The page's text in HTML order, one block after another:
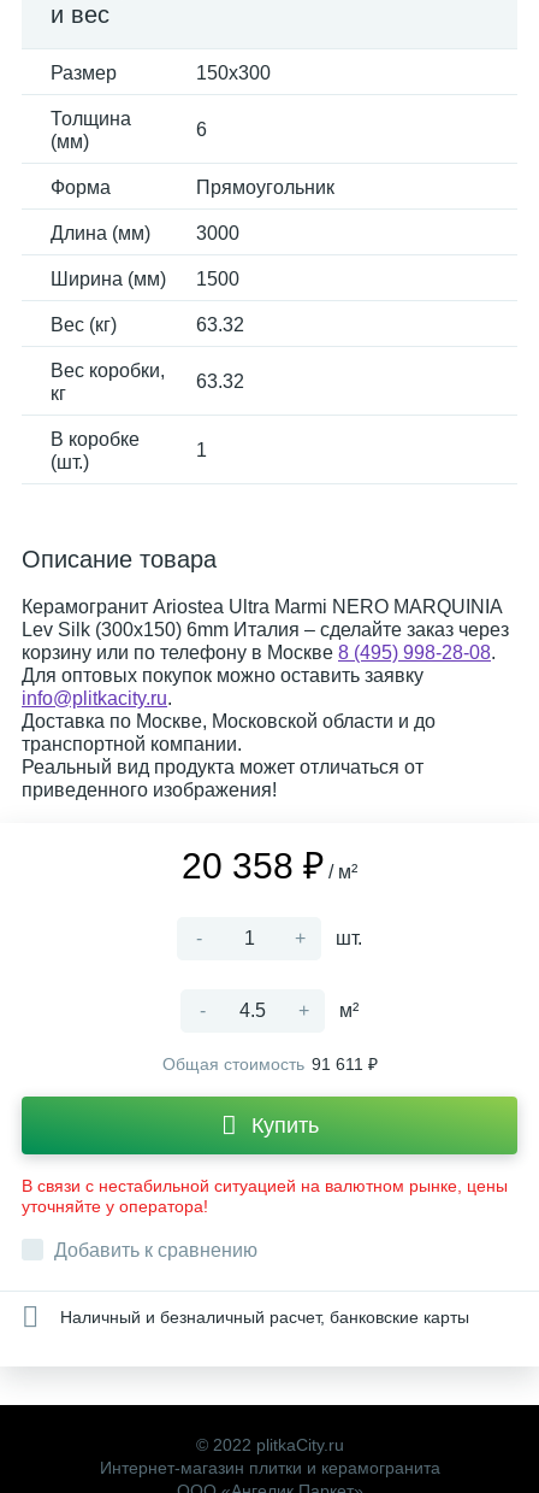
и вес
Размер 150x300
Толщина
(мм)
6
Форма Прямоугольник
Длина (мм) 3000
Ширина (мм) 1500
Вес (кг) 63.32
Вес коробки,
кг
63.32
В коробке
(шт.)
1
Описание товара
Керамогранит Ariostea Ultra Marmi NERO MARQUINIA
Lev Silk (300x150) 6mm Италия – сделайте заказ через
корзину или по телефону в Москве 8 (495) 998-28-08.
Для оптовых покупок можно оставить заявку
info@plitkacity.ru.
Доставка по Москве, Московской области и до
транспортной компании.
Реальный вид продукта может отличаться от
приведенного изображения!
20 358 ₽ / м²
- + шт.
- + м²
Общая стоимость 91 611 ₽
Купить
В связи с нестабильной ситуацией на валютном рынке, цены
уточняйте у оператора!
Добавить к сравнению
Наличный и безналичный расчет, банковские карты
© 2022 plitkaCity.ru
Интернет-магазин плитки и керамогранита